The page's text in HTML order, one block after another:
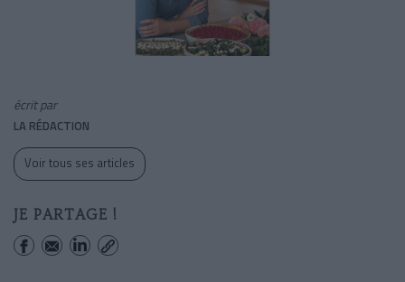
écrit par
LA RÉDACTION
Voir tous ses articles
JE PARTAGE !